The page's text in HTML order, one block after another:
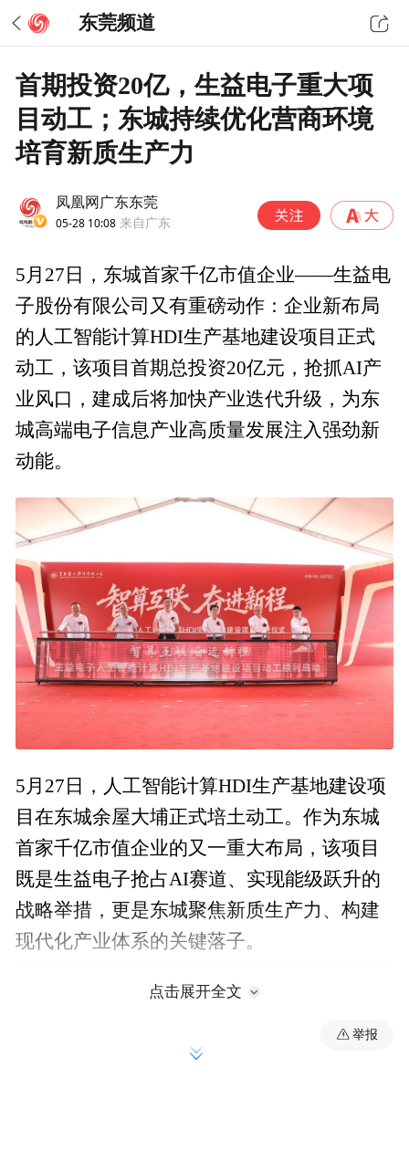
东莞频道
首期投资20亿，生益电子重大项
目动工；东城持续优化营商环境
培育新质生产力
凤凰网广东东莞
05-28 10:08 来自广东
5月27日，东城首家千亿市值企业——生益电
子股份有限公司又有重磅动作：企业新布局
的人工智能计算HDI生产基地建设项目正式
动工，该项目首期总投资20亿元，抢抓AI产
业风口，建成后将加快产业迭代升级，为东
城高端电子信息产业高质量发展注入强劲新
动能。
5月27日，人工智能计算HDI生产基地建设项
目在东城余屋大埔正式培土动工。作为东城
首家千亿市值企业的又一重大布局，该项目
既是生益电子抢占AI赛道、实现能级跃升的
战略举措，更是东城聚焦新质生产力、构建
现代化产业体系的关键落子。
点击展开全文
举报